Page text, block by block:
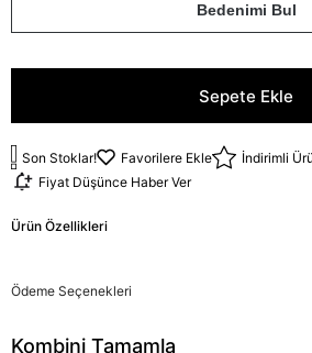
Bedenimi Bul
Son Stoklar! Favorilere Ekle
İndirimli
Fiyat Düşünce Haber Ver
Ürün Özellikleri
Ödeme Seçenekleri